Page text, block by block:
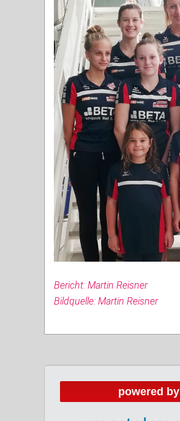
Bericht: Martin Reisner
Bildquelle: Martin Reisner
powered by